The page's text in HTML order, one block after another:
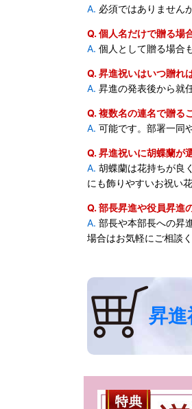
A. 必須ではありません
Q. 個人名だけで贈る場
A. 個人として贈る場合
Q. 昇進祝いはいつ贈れ
A. 昇進の発表後から就
Q. 複数名の連名で贈る
A. 可能です。部署一同
Q. 昇進祝いに胡蝶蘭が
A. 胡蝶蘭は花持ちが良
にも飾りやすいお祝い
Q. 部長昇進や役員昇進
A. 部長や本部長への昇
場合はお気軽にご相談く
昇